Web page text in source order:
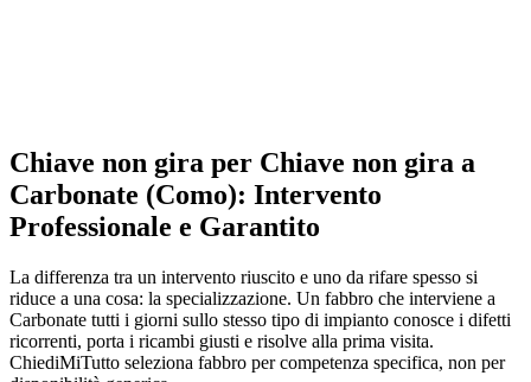
Chiave non gira per Chiave non gira a
Carbonate (Como): Intervento
Professionale e Garantito
La differenza tra un intervento riuscito e uno da rifare spesso si
riduce a una cosa: la specializzazione. Un fabbro che interviene a
Carbonate tutti i giorni sullo stesso tipo di impianto conosce i difetti
ricorrenti, porta i ricambi giusti e risolve alla prima visita.
ChiediMiTutto seleziona fabbro per competenza specifica, non per